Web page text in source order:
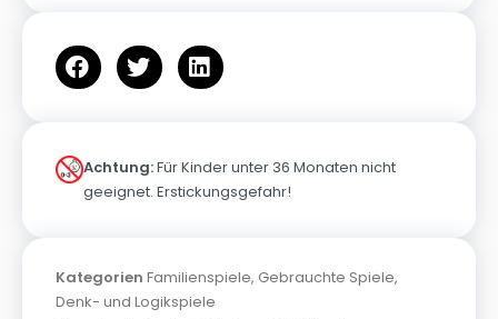
Achtung:Für Kinder unter 36 Monaten nicht
geeignet. Erstickungsgefahr!
Kategorien Familienspiele, Gebrauchte Spiele,
Denk- und Logikspiele